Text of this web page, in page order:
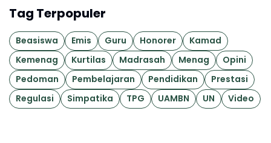
Tag Terpopuler
Beasiswa Emis Guru Honorer
Kamad
Kemenag
Kurtilas Madrasah Menag
Opini
Pedoman
Pembelajaran Pendidikan
Prestasi
Regulasi
Simpatika TPG UAMBN UN Video